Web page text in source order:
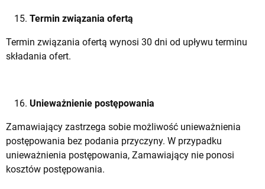
Termin związania ofertą
Termin związania ofertą wynosi 30 dni od upływu terminu
składania ofert.
Unieważnienie postępowania
Zamawiający zastrzega sobie możliwość unieważnienia
postępowania bez podania przyczyny. W przypadku
unieważnienia postępowania, Zamawiający nie ponosi
kosztów postępowania.